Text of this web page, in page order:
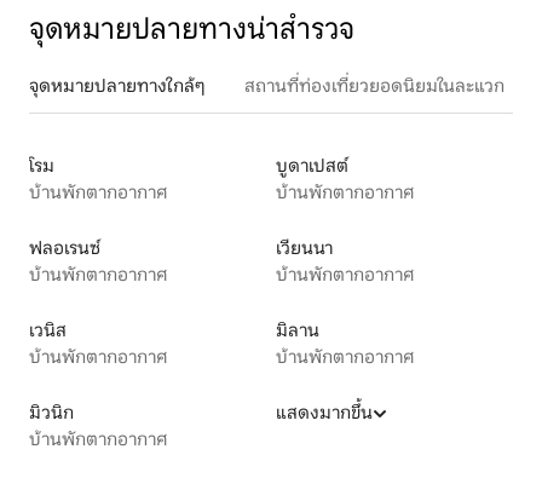
จุดหมายปลายทางน่าสำรวจ
จุดหมายปลายทางใกล้ๆ สถานที่ท่องเที่ยวยอดนิยมในละแวก
โรม
บ้านพักตากอากาศ
บูดาเปสต์
บ้านพักตากอากาศ
ฟลอเรนซ์
บ้านพักตากอากาศ
เวียนนา
บ้านพักตากอากาศ
เวนิส
บ้านพักตากอากาศ
มิลาน
บ้านพักตากอากาศ
มิวนิก
บ้านพักตากอากาศ
แสดงมากขึ้น